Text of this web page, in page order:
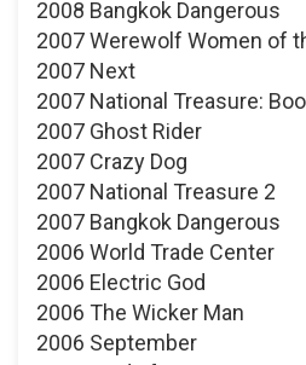
2008 Bangkok Dangerous
2007 Werewolf Women of
2007 Next
2007 National Treasure:
2007 Ghost Rider
2007 Crazy Dog
2007 National Treasure 2
2007 Bangkok Dangerous
2006 World Trade Center
2006 Electric God
2006 The Wicker Man
2006 September